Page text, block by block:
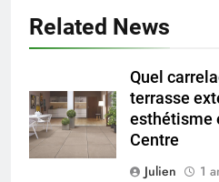
Related News
Quel
terrasse
esthétisme
Centre
Julien
1